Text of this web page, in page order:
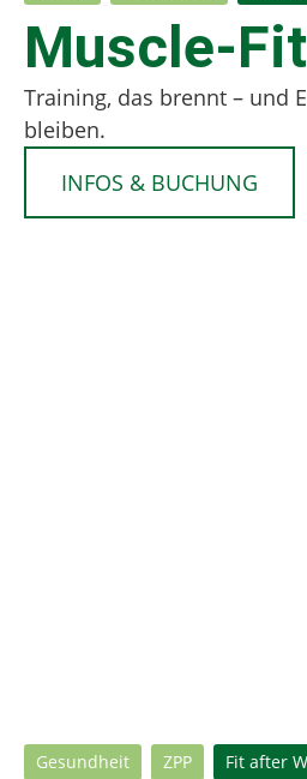
Muscle-Fit
Training, das brennt – und
bleiben.
INFOS & BUCHUNG
Gesundheit ZPP Fit after